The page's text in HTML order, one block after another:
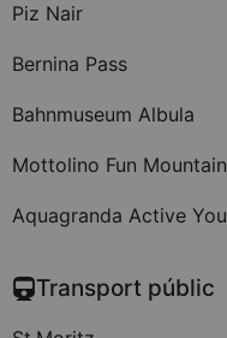
Piz Nair
Bernina Pass
Bahnmuseum Albula
Mottolino Fun Mountain
Aquagranda Active You
Transport públic